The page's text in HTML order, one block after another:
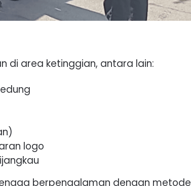
di area ketinggian, antara lain:
logo
berpengalaman dengan metode